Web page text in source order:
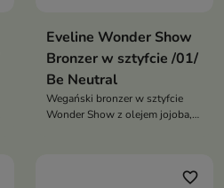
Eveline Wonder Show
Bronzer w sztyfcie /01/
Be Neutral
Wegański bronzer w sztyfcie
Wonder Show z olejem jojoba,
favorite_border